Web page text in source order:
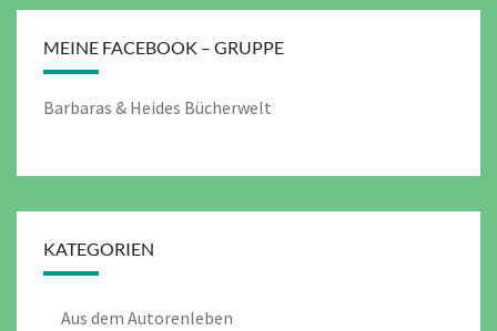
MEINE FACEBOOK – GRUPPE
Barbaras & Heides Bücherwelt
KATEGORIEN
Aus dem Autorenleben